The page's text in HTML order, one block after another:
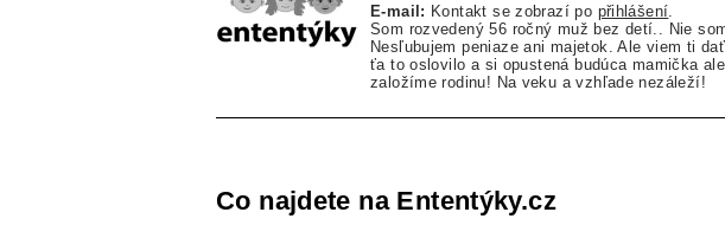
E-mail: Kontakt se zobrazí po přihlášení
Som rozvedený 56 ročný muž bez detí.. Nie
Nesľubujem peniaze ani majetok. Ale viem ti
ťa to oslovilo a si opustená budúca mamička
založíme rodinu! Na veku a vzhľade nezáleží!
Co najdete na Ententýky.cz